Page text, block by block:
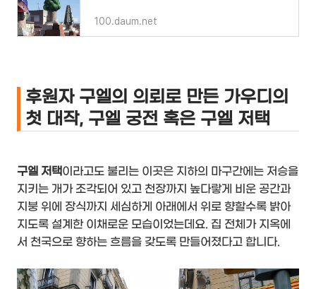
100.daum.net
후원자 구엘의 의뢰로 만든 가우디의
첫 대작, 구엘 궁전 혹은 구엘 저택
구엘 저택이라고도 불리는 이곳은 지하의 마구간에는 저승을
지키는 개가 조각되어 있고 천장까지 높다랗게 비운 공간과
지붕 위에 장식까지 세심하게 아래에서 위로 향할수록 밝아
지도록 설계한 이채로운 모습이었는데요. 집 전체가 지옥에
서 천국으로 향하는 흐름을 갖도록 만들어졌다고 합니다.